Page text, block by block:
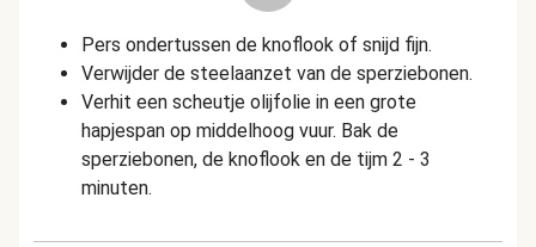
Pers ondertussen de knoflook of snijd fijn.
Verwijder de steelaanzet van de sperziebonen.
Verhit een scheutje olijfolie in een grote
hapjespan op middelhoog vuur. Bak de
sperziebonen, de knoflook en de tijm 2 - 3
minuten.